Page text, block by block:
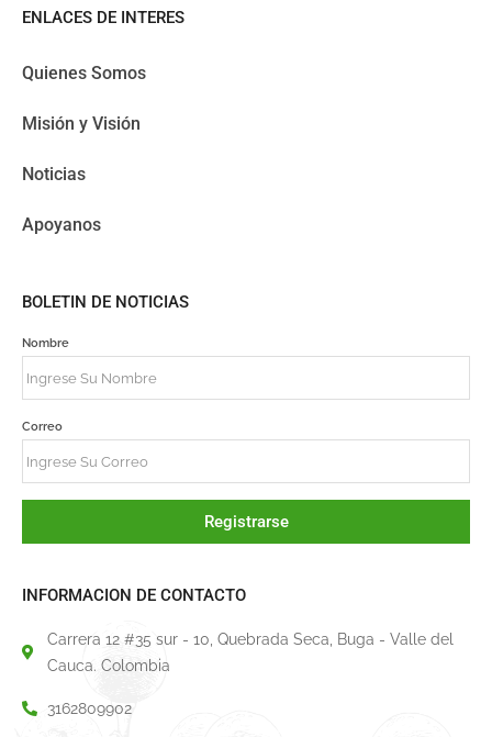
ENLACES DE INTERES
Quienes Somos
Misión y Visión
Noticias
Apoyanos
BOLETIN DE NOTICIAS
Nombre
Correo
Registrarse
INFORMACION DE CONTACTO
Carrera 12 #35 sur - 10, Quebrada Seca, Buga - Valle del
Cauca. Colombia
3162809902